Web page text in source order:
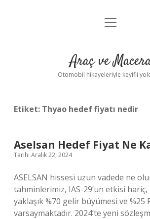
Anasayfa
Yasal Uyarı
menüyü
Araç ve
Otomobil hikayeleriyle keyifli
Etiket: Thyao hedef fiyatı nedir
Aselsan Hedef Fiyat Ne
Tarih: Aralık 22, 2024
ASELSAN hissesi uzun vadede ne
tahminlerimiz, IAS-29’un etkisi hariç,
yaklaşık %70 gelir büyümesi ve %25
varsaymaktadır. 2024’te yeni